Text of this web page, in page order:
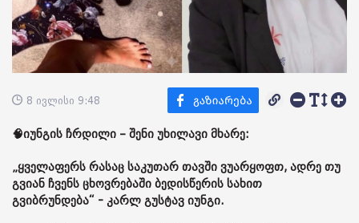
8 ივლისი 9:48
🧠იუნგის ჩრდილი – შენი უხილავი მხარე:
„ყველაფერს რასაც საკუთარ თავში ვუარყოფთ, ადრე თუ
გვიან ჩვენს ცხოვრებაში ბედისწერის სახით
გვიბრუნდება“ - კარლ გუსტავ იუნგი.